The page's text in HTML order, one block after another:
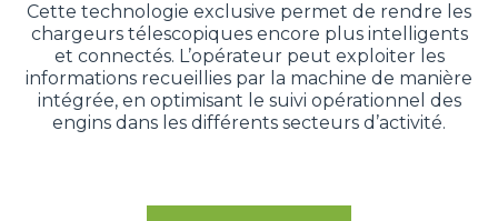
Cette technologie exclusive permet de rendre les
chargeurs télescopiques encore plus intelligents
et connectés. L’opérateur peut exploiter les
informations recueillies par la machine de manière
intégrée, en optimisant le suivi opérationnel des
engins dans les différents secteurs d’activité.